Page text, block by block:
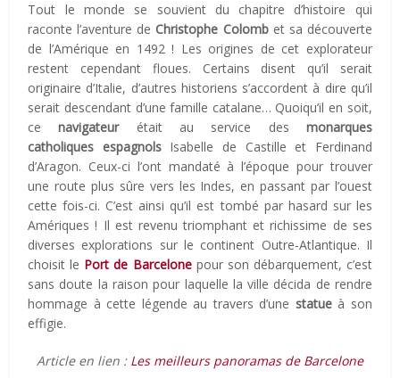
Tout le monde se souvient du chapitre d’histoire qui
raconte l’aventure deChristophe Colombet sa découverte
de l’Amérique en 1492 ! Les origines de cet explorateur
restent cependant floues. Certains disent qu’il serait
originaire d’Italie, d’autres historiens s’accordent à dire qu’il
serait descendant d’une famille catalane… Quoiqu’il en soit,
cenavigateurétait au service des monarques
catholiques espagnolsIsabelle de Castille et Ferdinand
d’Aragon. Ceux-ci l’ont mandaté à l’époque pour trouver
une route plus sûre vers les Indes, en passant par l’ouest
cette fois-ci. C’est ainsi qu’il est tombé par hasard sur les
Amériques ! Il est revenu triomphant et richissime de ses
diverses explorations sur le continent Outre-Atlantique. Il
choisit le Port de Barcelonepour son débarquement, c’est
sans doute la raison pour laquelle la ville décida de rendre
hommage à cette légende au travers d’une statueà son
effigie.
Article en lien : Les meilleurs panoramas de Barcelone